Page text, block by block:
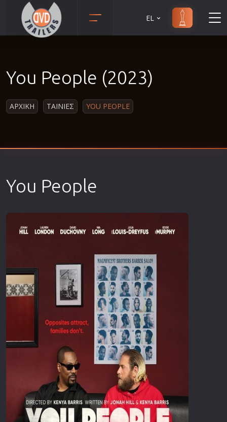
Αισθηματικές
Αστυνομικές
Επιστημονικής Φαντασίας
Ερωτικές
Ευρωπαικός Κινηματογράφος
Θρησκευτικές
Θρίλερ
Ιστορικές
Καταστροφής
Κλασσικές
EL
You People (2023)
ΑΡΧΙΚΗ ΤΑΙΝΙΕΣ YOU PEOPLE
You People